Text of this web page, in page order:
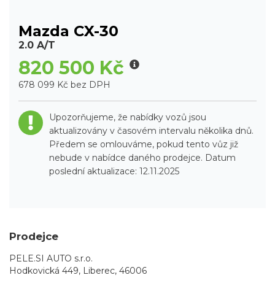
Mazda CX-30
2.0 A/T
820 500 Kč
678 099 Kč bez DPH
Upozorňujeme, že nabídky vozů jsou
aktualizovány v časovém intervalu několika dnů.
Předem se omlouváme, pokud tento vůz již
nebude v nabídce daného prodejce. Datum
poslední aktualizace: 12.11.2025
Prodejce
PELE.SI AUTO s.r.o.
Hodkovická 449, Liberec, 46006